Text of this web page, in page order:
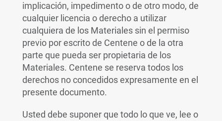
implicación, impedimento o de otro modo, de
cualquier licencia o derecho a utilizar
cualquiera de los Materiales sin el permiso
previo por escrito de Centene o de la otra
parte que pueda ser propietaria de los
Materiales. Centene se reserva todos los
derechos no concedidos expresamente en el
presente documento.
Usted debe suponer que todo lo que ve, lee o